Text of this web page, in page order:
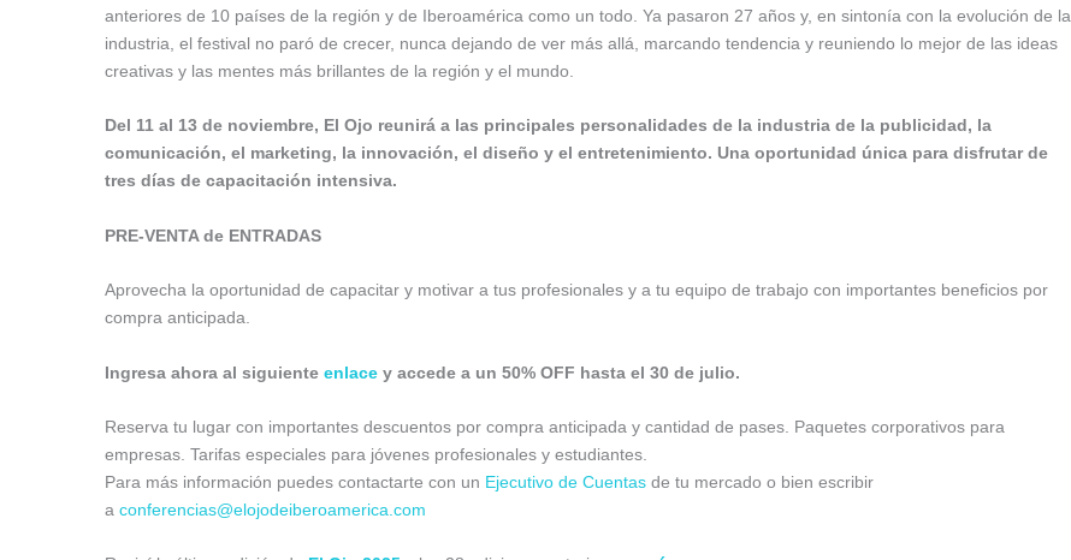
anteriores de 10 países de la región y de Iberoamérica como un todo. Ya pasaron 27 años y, en sintonía con la evolución de la
industria, el festival no paró de crecer, nunca dejando de ver más allá, marcando tendencia y reuniendo lo mejor de las ideas
creativas y las mentes más brillantes de la región y el mundo.
Del 11 al 13 de noviembre, El Ojo reunirá a las principales personalidades de la industria de la publicidad, la
comunicación, el marketing, la innovación, el diseño y el entretenimiento. Una oportunidad única para disfrutar de
tres días de capacitación intensiva.
PRE-VENTA de ENTRADAS
Aprovecha la oportunidad de capacitar y motivar a tus profesionales y a tu equipo de trabajo con importantes beneficios por
compra anticipada.
Ingresa ahora al siguiente enlace y accede a un 50% OFF hasta el 30 de julio.
Reserva tu lugar con importantes descuentos por compra anticipada y cantidad de pases. Paquetes corporativos para
empresas. Tarifas especiales para jóvenes profesionales y estudiantes.
Para más información puedes contactarte con un Ejecutivo de Cuentas de tu mercado o bien escribir
a conferencias@elojodeiberoamerica.com